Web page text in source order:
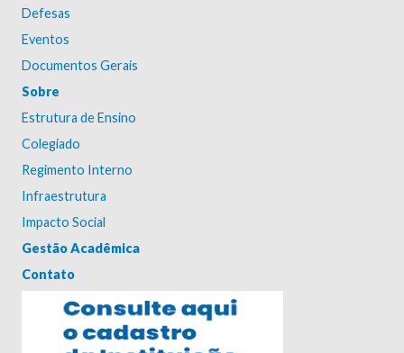
Defesas
Eventos
Documentos Gerais
Sobre
Estrutura de Ensino
Colegiado
Regimento Interno
Infraestrutura
Impacto Social
Gestão Acadêmica
Contato